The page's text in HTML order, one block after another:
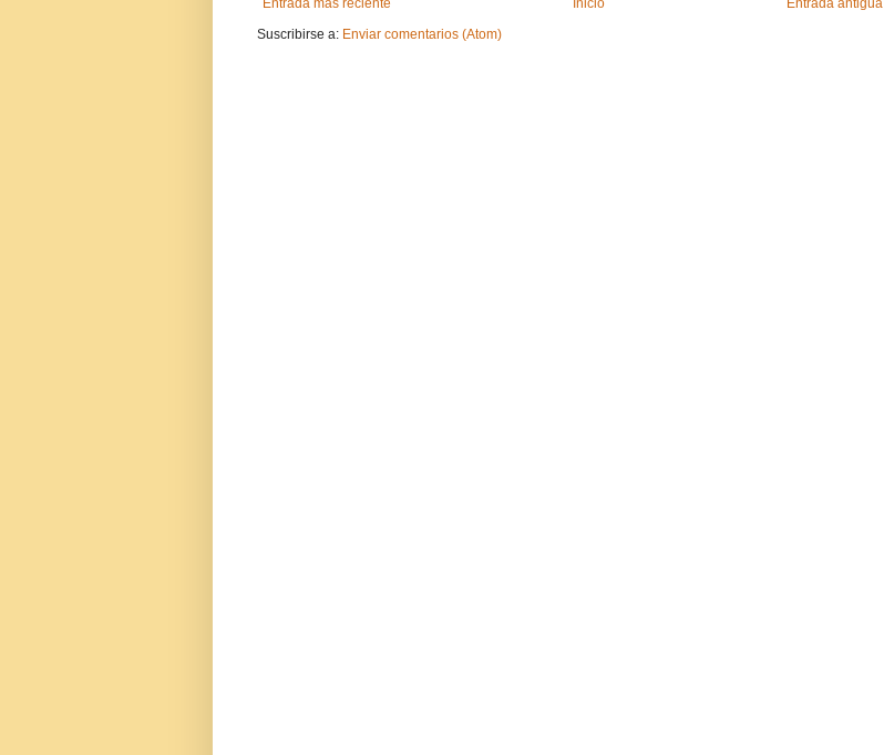
Entrada más reciente Entrada antigua
Inicio
Suscribirse a: Enviar comentarios (Atom)